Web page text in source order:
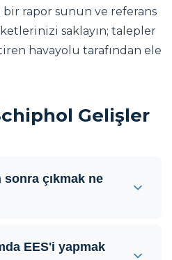
bir rapor sunun ve referans
saklayın; talepler
havayolu tarafından ele
Gelişler
çıkmak ne
EES'i yapmak